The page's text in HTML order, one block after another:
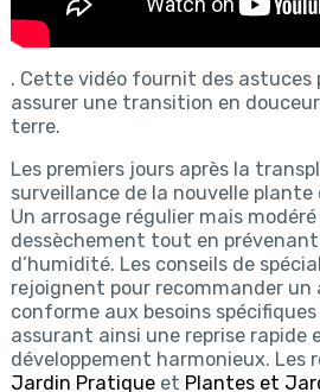
. Cette vidéo fournit des astuces
assurer une transition en
terre.
Les premiers jours après la
surveillance de la nouvelle plante
Un arrosage régulier mais
dessèchement tout en prévenant
d’humidité. Les conseils de
rejoignent pour recommander un
conforme aux besoins spécifiques
assurant ainsi une reprise rapide
développement harmonieux. Les
Jardin Pratiqueet Plantes et